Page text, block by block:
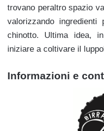
trovano peraltro spazio
valorizzando ingredienti
chinotto. Ultima idea,
iniziare a coltivare il
Informazioni e